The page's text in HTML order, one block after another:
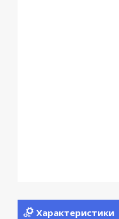
Характеристики